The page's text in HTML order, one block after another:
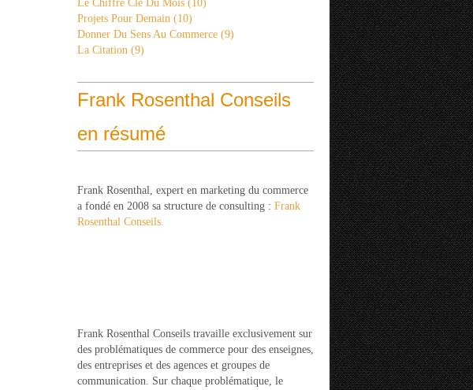
Le Chiffre Clé Du Mois (10)
Projets Pour Demain (10)
Donner Du Sens Au Commerce (9)
La Citation (9)
Frank Rosenthal Conseils
en résumé
Frank Rosenthal, expert en marketing du commerce
a fondé en 2008 sa structure de consulting : Frank
Rosenthal Conseils.
Frank Rosenthal Conseils travaille exclusivement sur
des problématiques de commerce pour des enseignes,
des entreprises et des agences et groupes de
communication. Sur chaque problématique, le